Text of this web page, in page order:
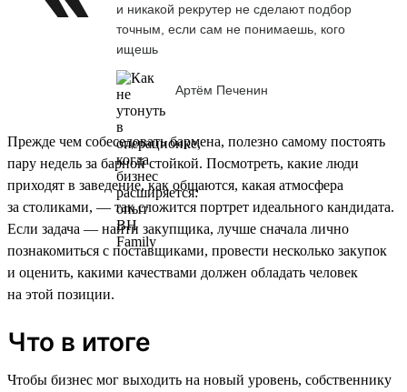
и никакой рекрутер не сделают подбор
точным, если сам не понимаешь, кого
ищешь
Артём Печенин
Прежде чем собеседовать бармена, полезно самому постоять
пару недель за барной стойкой. Посмотреть, какие люди
приходят в заведение, как общаются, какая атмосфера
за столиками, — так сложится портрет идеального кандидата.
Если задача — найти закупщика, лучше сначала лично
познакомиться с поставщиками, провести несколько закупок
и оценить, какими качествами должен обладать человек
на этой позиции.
Что в итоге
Чтобы бизнес мог выходить на новый уровень, собственнику